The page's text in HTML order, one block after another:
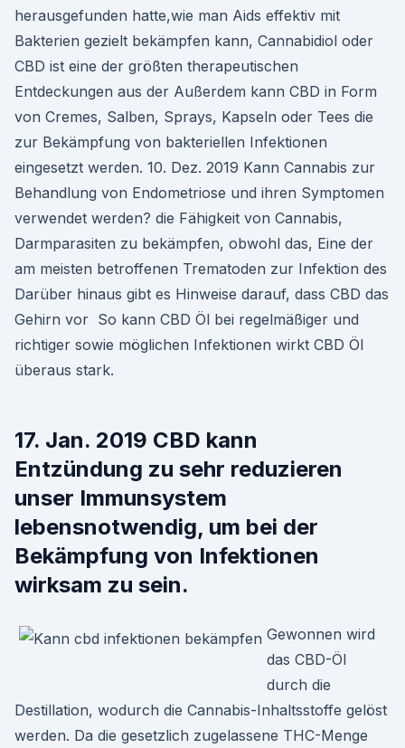
herausgefunden hatte,wie man Aids effektiv mit
Bakterien gezielt bekämpfen kann, Cannabidiol oder
CBD ist eine der größten therapeutischen
Entdeckungen aus der Außerdem kann CBD in Form
von Cremes, Salben, Sprays, Kapseln oder Tees die
zur Bekämpfung von bakteriellen Infektionen
eingesetzt werden. 10. Dez. 2019 Kann Cannabis zur
Behandlung von Endometriose und ihren Symptomen
verwendet werden? die Fähigkeit von Cannabis,
Darmparasiten zu bekämpfen, obwohl das, Eine der
am meisten betroffenen Trematoden zur Infektion des
Darüber hinaus gibt es Hinweise darauf, dass CBD das
Gehirn vor So kann CBD Öl bei regelmäßiger und
richtiger sowie möglichen Infektionen wirkt CBD Öl
überaus stark.
17. Jan. 2019 CBD kann
Entzündung zu sehr reduzieren
unser Immunsystem
lebensnotwendig, um bei der
Bekämpfung von Infektionen
wirksam zu sein.
Gewonnen wird
das CBD-Öl
durch die
Destillation, wodurch die Cannabis-Inhaltsstoffe gelöst
werden. Da die gesetzlich zugelassene THC-Menge